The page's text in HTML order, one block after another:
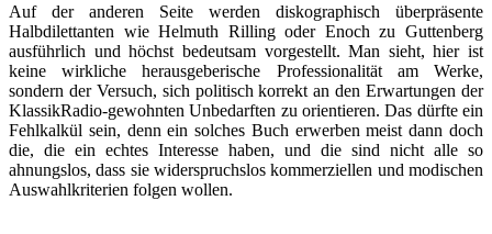
Auf der anderen Seite werden diskographisch überpräsente
Halbdilettanten wie Helmuth Rilling oder Enoch zu Guttenberg
ausführlich und höchst bedeutsam vorgestellt. Man sieht, hier ist
keine wirkliche herausgeberische Professionalität am Werke,
sondern der Versuch, sich politisch korrekt an den Erwartungen der
KlassikRadio-gewohnten Unbedarften zu orientieren. Das dürfte ein
Fehlkalkül sein, denn ein solches Buch erwerben meist dann doch
die, die ein echtes Interesse haben, und die sind nicht alle so
ahnungslos, dass sie widerspruchslos kommerziellen und modischen
Auswahlkriterien folgen wollen.